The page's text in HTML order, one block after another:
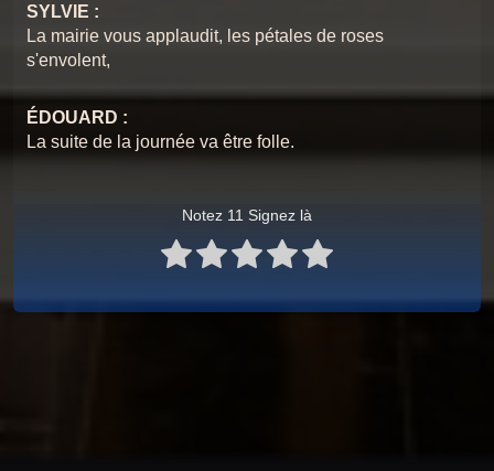
SYLVIE :
La mairie vous applaudit, les pétales de roses
s'envolent,
ÉDOUARD :
La suite de la journée va être folle.
Notez 11 Signez là